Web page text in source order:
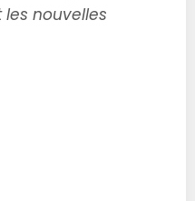
nouvelles